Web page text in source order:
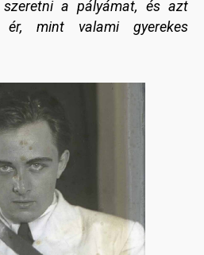
szeretni a pályámat, és azt
mint valami gyerekes